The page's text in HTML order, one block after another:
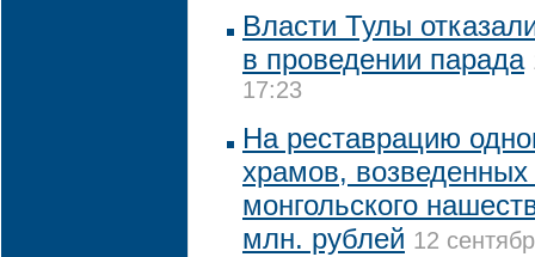
Власти Тулы
в проведении парада
17:23
На реставрацию
храмов, возведенных
монгольского
млн. рублей 12